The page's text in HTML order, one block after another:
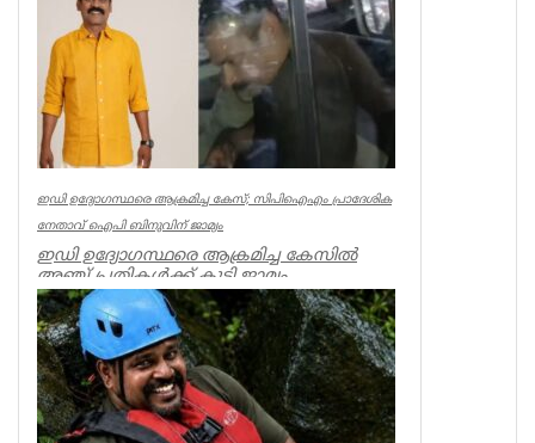
Kerala
ഇഡി ഉദ്യോഗസ്ഥരെ ആക്രമിച്ച കേസ്; സിപിഐഎം പ്രാദേശിക
നേതാവ് ഐപി ബിനുവിന് ജാമ്യം
ഇഡി ഉദ്യോഗസ്ഥരെ ആക്രമിച്ച കേസില്‍
അഞ്ച് പ്രതികള്‍ക്ക് കൂടി ജാമ്യം.
സിപിഐഎം നേതാവ് ഐപി ബിനു ഉള്‍പ്പട...
Kerala